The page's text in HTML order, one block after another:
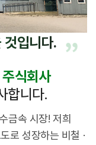
것입니다.
식회사
합니다.
금속 시장! 저희
로 성장하는 비철 ·